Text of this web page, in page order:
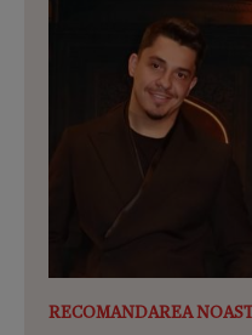
RECOMANDAREA